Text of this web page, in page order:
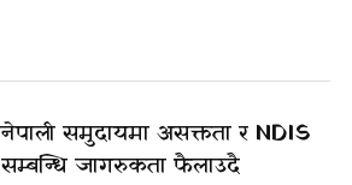
नेपाली समुदायमा असक्तता र NDIS
सम्बन्धि जागरुकता फैलाउदै